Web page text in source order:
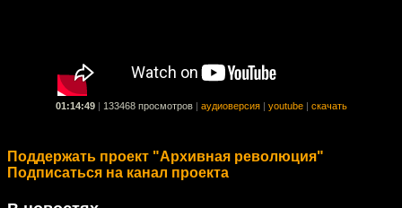
01:14:49 133468 просмотров аудиоверсия youtube скачать
Поддержать проект "Архивная революция"
Подписаться на канал проекта